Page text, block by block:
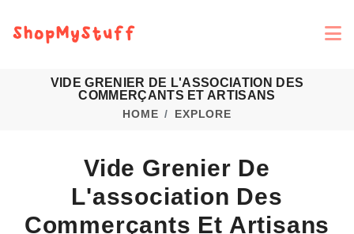
VIDE GRENIER DE L'ASSOCIATION DES
COMMERÇANTS ET ARTISANS
HOME EXPLORE
Vide Grenier De
L'association Des
Commerçants Et Artisans